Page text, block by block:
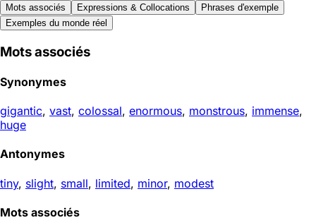
Mots associés Expressions & Collocations
Phrases d'exemple
Exemples du monde réel
Mots associés
Synonymes
gigantic, vast, colossal, enormous, monstrous, immense,
huge
Antonymes
tiny, slight, small, limited, minor, modest
Mots associés